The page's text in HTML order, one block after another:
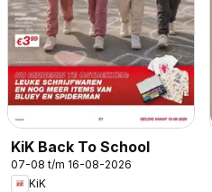
KiK Back To School
07-08 t/m 16-08-2026
KiK